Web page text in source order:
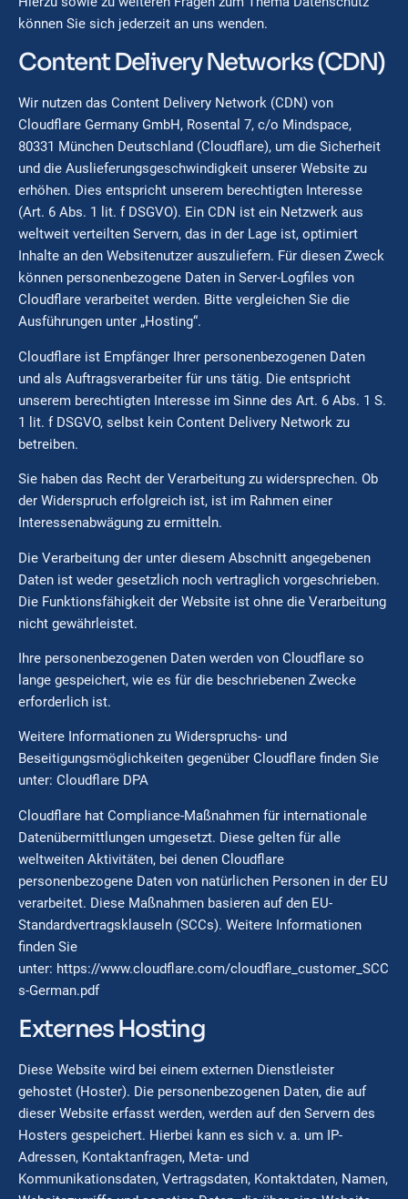
können Sie sich jederzeit an uns wenden.
Content Delivery Networks (CDN)
Wir nutzen das Content Delivery Network (CDN) von
Cloudflare Germany GmbH, Rosental 7, c/o Mindspace,
80331 München Deutschland (Cloudflare), um die Sicherheit
und die Auslieferungsgeschwindigkeit unserer Website zu
erhöhen. Dies entspricht unserem berechtigten Interesse
(Art. 6 Abs. 1 lit. f DSGVO). Ein CDN ist ein Netzwerk aus
weltweit verteilten Servern, das in der Lage ist, optimiert
Inhalte an den Websitenutzer auszuliefern. Für diesen Zweck
können personenbezogene Daten in Server-Logfiles von
Cloudflare verarbeitet werden. Bitte vergleichen Sie die
Ausführungen unter „Hosting“.
Cloudflare ist Empfänger Ihrer personenbezogenen Daten
und als Auftragsverarbeiter für uns tätig. Die entspricht
unserem berechtigten Interesse im Sinne des Art. 6 Abs. 1 S.
1 lit. f DSGVO, selbst kein Content Delivery Network zu
betreiben.
Sie haben das Recht der Verarbeitung zu widersprechen. Ob
der Widerspruch erfolgreich ist, ist im Rahmen einer
Interessenabwägung zu ermitteln.
Die Verarbeitung der unter diesem Abschnitt angegebenen
Daten ist weder gesetzlich noch vertraglich vorgeschrieben.
Die Funktionsfähigkeit der Website ist ohne die Verarbeitung
nicht gewährleistet.
Ihre personenbezogenen Daten werden von Cloudflare so
lange gespeichert, wie es für die beschriebenen Zwecke
erforderlich ist.
Weitere Informationen zu Widerspruchs- und
Beseitigungsmöglichkeiten gegenüber Cloudflare finden Sie
unter: Cloudflare DPA
Cloudflare hat Compliance-Maßnahmen für internationale
Datenübermittlungen umgesetzt. Diese gelten für alle
weltweiten Aktivitäten, bei denen Cloudflare
personenbezogene Daten von natürlichen Personen in der EU
verarbeitet. Diese Maßnahmen basieren auf den EU-
Standardvertragsklauseln (SCCs). Weitere Informationen
finden Sie
unter: https://www.cloudflare.com/cloudflare_customer_SCC
s-German.pdf
Externes Hosting
Diese Website wird bei einem externen Dienstleister
gehostet (Hoster). Die personenbezogenen Daten, die auf
dieser Website erfasst werden, werden auf den Servern des
Hosters gespeichert. Hierbei kann es sich v. a. um IP-
Adressen, Kontaktanfragen, Meta- und
Kommunikationsdaten, Vertragsdaten, Kontaktdaten, Namen,